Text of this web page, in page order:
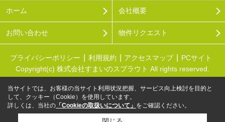
ホーム 会社概要
お問い合わせ 物件リクエスト
プライバシーポリシー 利用規約 アクセスマップ
PCサイト
Copyright(c) 株式会社すまいのスプラウト All rights reserved.
当サイトでは、お客様の当サイト利用状況把握、サービス向上検討を目的と
して、クッキー（Cookie）を使用しています。
詳しくは、当社の 「Cookieの取扱いについて」 をご確認ください。